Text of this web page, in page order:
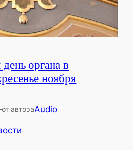
органа в
ноября
от автораAudio